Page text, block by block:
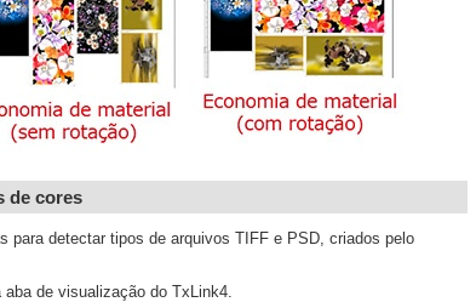
de cores
para detectar tipos de arquivos TIFF e PSD, criados pelo
de visualização do TxLink4.